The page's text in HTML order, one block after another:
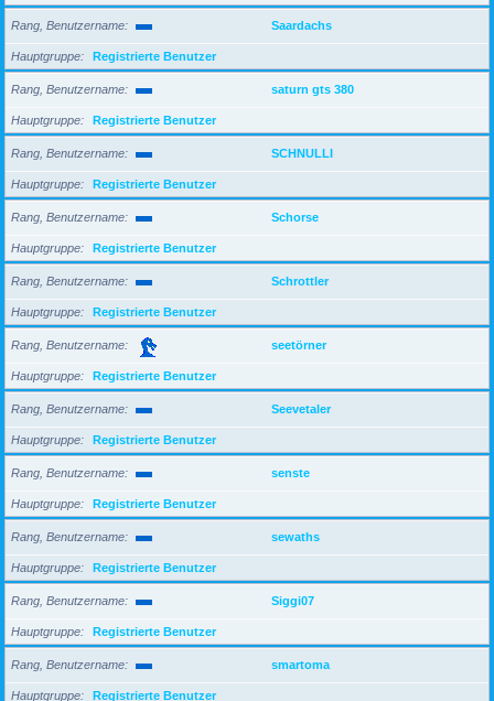
Rang, Benutzername Saardachs
Hauptgruppe Registrierte Benutzer
Rang, Benutzername saturn gts 380
Hauptgruppe Registrierte Benutzer
Rang, Benutzername SCHNULLI
Hauptgruppe Registrierte Benutzer
Rang, Benutzername Schorse
Hauptgruppe Registrierte Benutzer
Rang, Benutzername Schrottler
Hauptgruppe Registrierte Benutzer
Rang, Benutzername seetörner
Hauptgruppe Registrierte Benutzer
Rang, Benutzername Seevetaler
Hauptgruppe Registrierte Benutzer
Rang, Benutzername senste
Hauptgruppe Registrierte Benutzer
Rang, Benutzername sewaths
Hauptgruppe Registrierte Benutzer
Rang, Benutzername Siggi07
Hauptgruppe Registrierte Benutzer
Rang, Benutzername smartoma
Hauptgruppe Registrierte Benutzer